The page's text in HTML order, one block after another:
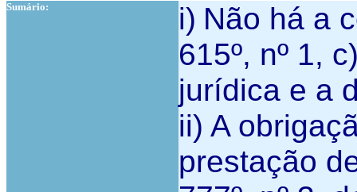
Sumário: i) Não há a
615º, nº 1,
jurídica e a
ii) A
prestação